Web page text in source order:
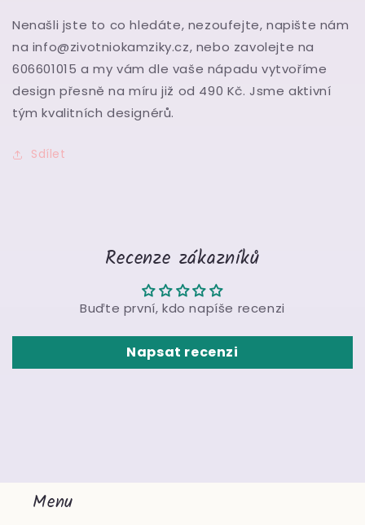
Nenašli jste to co hledáte, nezoufejte, napište nám
na info@zivotniokamziky.cz, nebo zavolejte na
606601015 a my vám dle vaše nápadu vytvoříme
design přesně na míru již od 490 Kč. Jsme aktivní
tým kvalitních designérů.
Sdílet
Recenze zákazníků
Buďte první, kdo napíše recenzi
Napsat recenzi
Menu